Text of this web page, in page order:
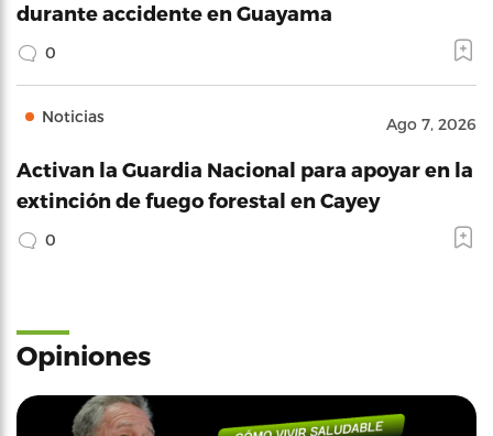
durante accidente en Guayama
0
Noticias Ago 7, 2026
Activan la Guardia Nacional para apoyar en la
extinción de fuego forestal en Cayey
0
Opiniones